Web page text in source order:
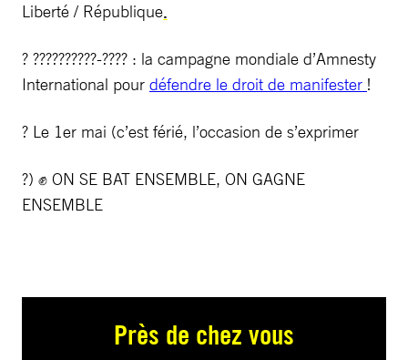
Liberté / République.
? ??????????-???? : la campagne mondiale d’Amnesty
International pour défendre le droit de manifester !
? Le 1er mai (c’est férié, l’occasion de s’exprimer
?) ✊ ON SE BAT ENSEMBLE, ON GAGNE
ENSEMBLE
Près de chez vous